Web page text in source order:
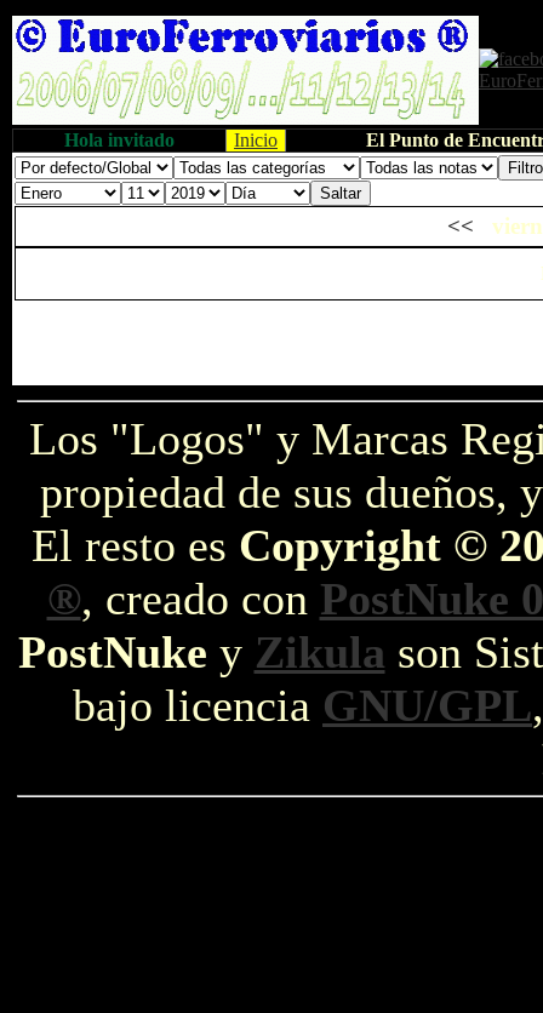
Hola invitado Inicio El Punto de
<<
Los "Logos" y Marcas
propiedad de sus dueños,
El resto es Copyright ©
®, creado con PostNuke
PostNuke y Zikula son
bajo licencia GNU/GPL